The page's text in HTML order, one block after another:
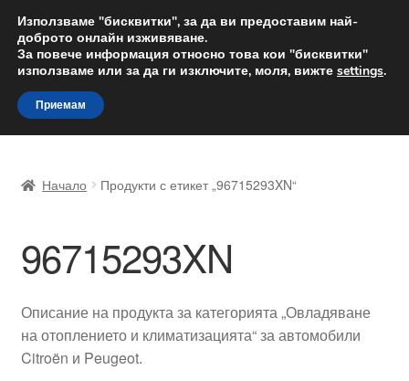
ДОСТАВКА от 12 лв.
Доставка по целия свят
Skip
to
navigation
Skip
to
content
Доставка по целия свят
Жалби
Количка
Начало Продукти с етикет „96715293XN“
96715293XN
Описание на продукта за категорията „Овладяване
на отоплението и климатизацията“ за автомобили
Citroën и Peugeot.
Използваме "бисквитки", за да ви предоставим най-
доброто онлайн изживяване.
За повече информация относно това кои "бисквитки"
използваме или за да ги изключите, моля, вижте settings.
Приемам